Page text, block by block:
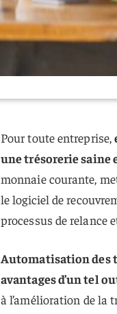
Pour toute entreprise,
une trésorerie saine
monnaie courante,
le logiciel de
processus de relance
Automatisation des
avantages d’un tel
à l’amélioration de la